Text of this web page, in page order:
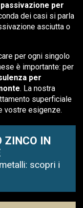
per
dei casi si parla
asciutta o
per ogni singolo
è importante: per
per
. La nostra
superficiale
vostre esigenze.
ZINCO IN
scopri i